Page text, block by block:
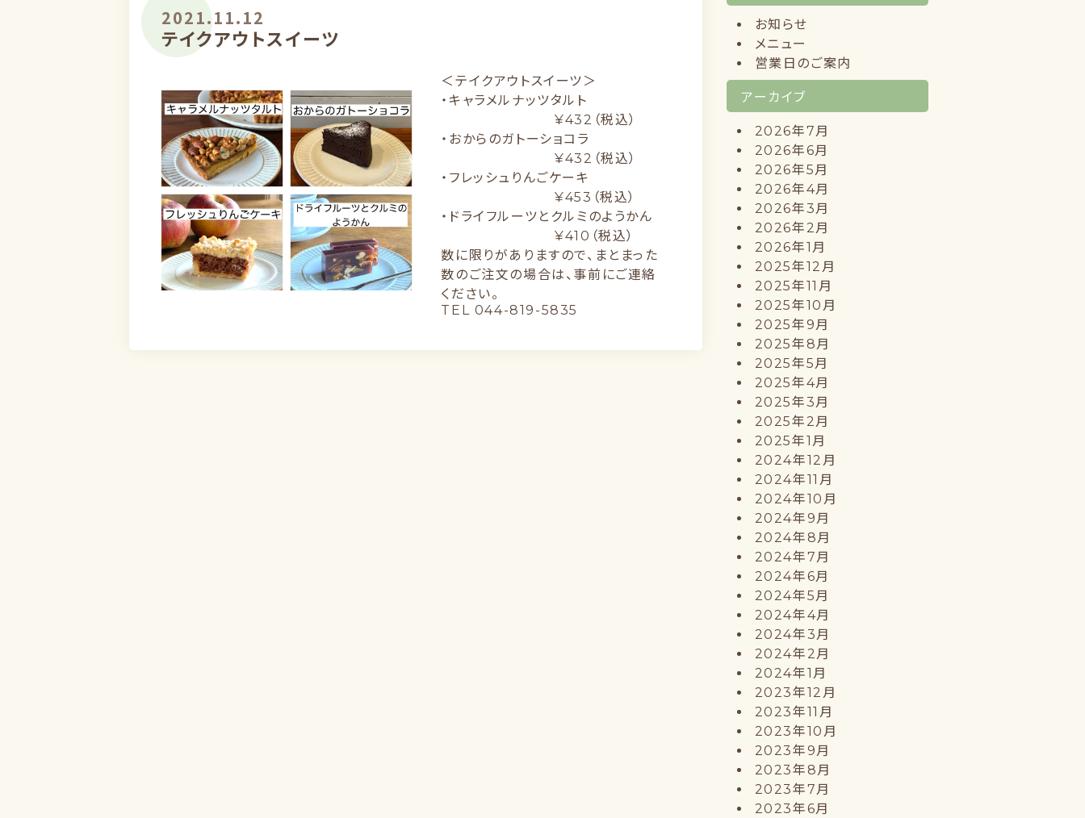
2021.11.12
テイクアウトスイーツ
＜テイクアウトスイーツ＞
・キャラメルナッツタルト
¥432（税込）
・おからのガトーショコラ
¥432（税込）
・フレッシュりんごケーキ
¥453（税込）
・ドライフルーツとクルミのようかん
¥410（税込）
数に限りがありますので、まとまった
数のご注文の場合は、事前にご連絡
ください。
TEL 044-819-5835
お知らせ
メニュー
営業日のご案内
アーカイブ
2026年7月
2026年6月
2026年5月
2026年4月
2026年3月
2026年2月
2026年1月
2025年12月
2025年11月
2025年10月
2025年9月
2025年8月
2025年5月
2025年4月
2025年3月
2025年2月
2025年1月
2024年12月
2024年11月
2024年10月
2024年9月
2024年8月
2024年7月
2024年6月
2024年5月
2024年4月
2024年3月
2024年2月
2024年1月
2023年12月
2023年11月
2023年10月
2023年9月
2023年8月
2023年7月
2023年6月